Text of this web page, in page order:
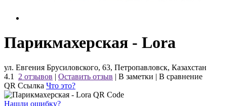
Парикмахерская - Lora
ул. Евгения Брусиловского, 63, Петропавловск, Казахстан
4.1
2 отзывов | Оставить отзыв | В заметки | В сравнение
QR Ссылка Что это?
Нашли ошибку?